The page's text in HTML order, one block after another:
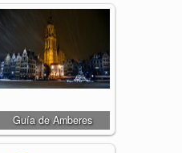
Guía de Amberes